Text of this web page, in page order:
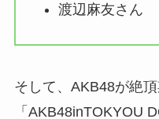
渡辺麻友さん
そして、AKB48が絶
「AKB48inTOKYOU